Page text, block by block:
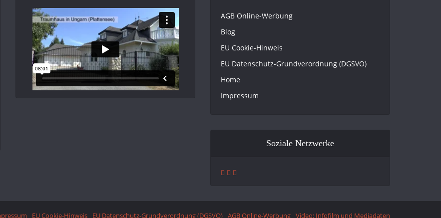
AGB Online-Werbung
Blog
EU Cookie-Hinweis
EU Datenschutz-Grundverordnung (DGSVO)
Home
Impressum
Soziale Netzwerke
EU Cookie-Hinweis EU Datenschutz-Grundverordnung (DGSVO) AGB Online-Werbung Video: Infofilm und Mediadaten